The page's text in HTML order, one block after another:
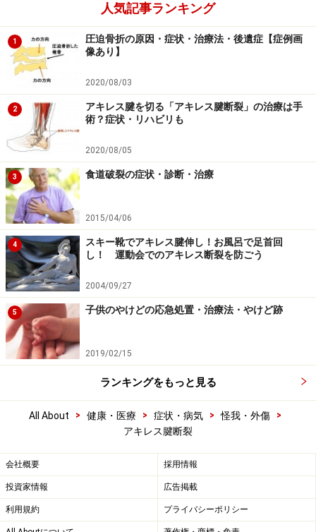
人気記事ランキング
1
圧迫骨折の原因・症状・治療法・後遺症【症例画
像あり】
2020/08/03
2
アキレス腱を切る「アキレス腱断裂」の治療は手
術？症状・リハビリも
2020/08/05
3 食道破裂の症状・診断・治療
2015/04/06
4
スキー靴でアキレス腱伸し！お風呂で足首回
し！ 運動会でのアキレス断裂を防ごう
2004/09/27
5 子供のやけどの応急処置・治療法・やけど跡
2019/02/15
ランキングをもっと見る
All About > 健康・医療 > 症状・病気 > 怪我・外傷
>
アキレス腱断裂
会社概要 採用情報
投資家情報 広告掲載
利用規約 プライバシーポリシー